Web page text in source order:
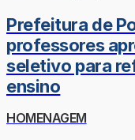
Prefeitura de
professores
seletivo para
ensino
HOMENAGEM